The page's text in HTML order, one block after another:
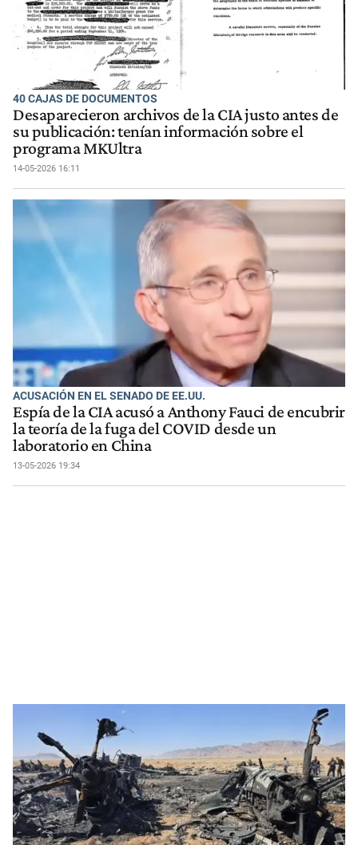
40 CAJAS DE DOCUMENTOS
Desaparecieron archivos de la CIA justo antes de
su publicación: tenían información sobre el
programa MKUltra
14-05-2026 16:11
ACUSACIÓN EN EL SENADO DE EE.UU.
Espía de la CIA acusó a Anthony Fauci de encubrir
la teoría de la fuga del COVID desde un
laboratorio en China
13-05-2026 19:34